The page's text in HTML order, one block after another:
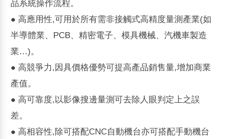
品系統操作流程。
● 高應用性,可用於所有需非接觸式高精度量測產業(如
半導體業、PCB、精密電子、模具機械、汽機車製造
業…)。
● 高競爭力,因具價格優勢可提高產品銷售量,增加商業
產值。
● 高可靠度,以影像搜邊量測可去除人眼判定上之誤
差。
● 高相容性,除可搭配CNC自動機台亦可搭配手動機台